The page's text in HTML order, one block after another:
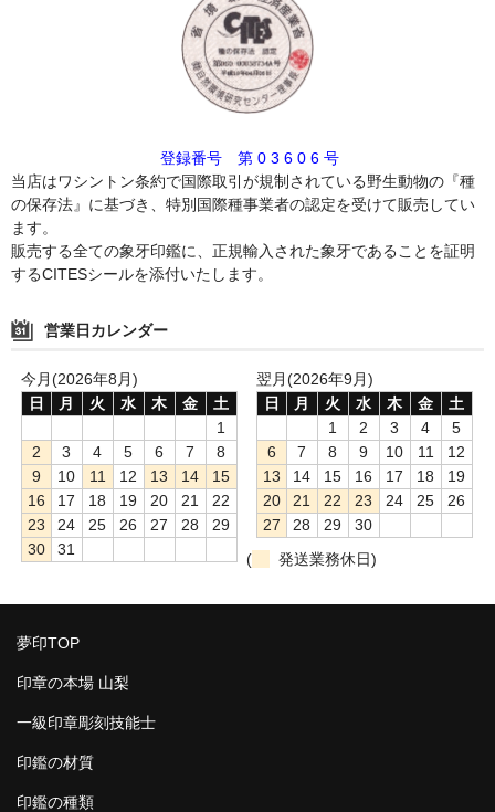
登録番号 第 0 3 6 0 6 号
当店はワシントン条約で国際取引が規制されている野生動物の『種
の保存法』に基づき、特別国際種事業者の認定を受けて販売してい
ます。
販売する全ての象牙印鑑に、正規輸入された象牙であることを証明
するCITESシールを添付いたします。
営業日カレンダー
今月(2026年8月)
日
月 火 水 木 金
土
1
2
3 4 5 6 7
8
9
10 11 12 13 14
15
16
17 18 19 20 21
22
23
24 25 26 27 28
29
30
31
翌月(2026年9月)
日
月 火 水 木 金
土
1
2 3 4
5
6
7 8 9 10 11
12
13
14 15 16 17 18
19
20
21 22 23 24 25
26
27
28 29
30
(
発送業務休日)
夢印TOP
印章の本場 山梨
一級印章彫刻技能士
印鑑の材質
印鑑の種類